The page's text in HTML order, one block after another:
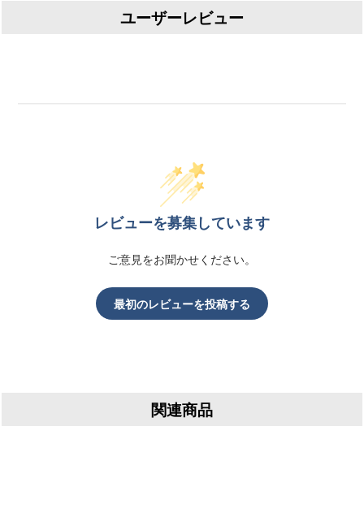
ユーザーレビュー
レビューを募集しています
ご意見をお聞かせください。
最初のレビューを投稿する
関連商品